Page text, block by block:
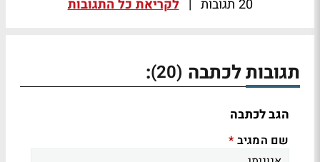
20 תגובות | לקריאת כל התגובות
תגובות לכתבה (20)
:
הגב לכתבה
שם המגיב *